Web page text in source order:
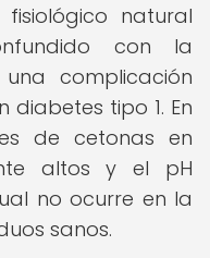
natural
con la
complicación
diabetes tipo 1. En
de cetonas en
altos y el pH
no ocurre en la
sanos.